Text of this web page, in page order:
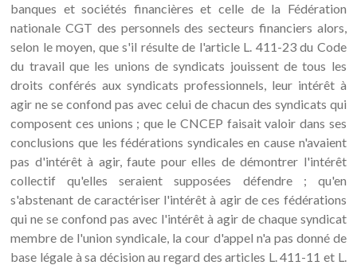
banques et sociétés financières et celle de la Fédération
nationale CGT des personnels des secteurs financiers alors,
selon le moyen, que s'il résulte de l'article L. 411-23 du Code
du travail que les unions de syndicats jouissent de tous les
droits conférés aux syndicats professionnels, leur intérêt à
agir ne se confond pas avec celui de chacun des syndicats qui
composent ces unions ; que le CNCEP faisait valoir dans ses
conclusions que les fédérations syndicales en cause n'avaient
pas d'intérêt à agir, faute pour elles de démontrer l'intérêt
collectif qu'elles seraient supposées défendre ; qu'en
s'abstenant de caractériser l'intérêt à agir de ces fédérations
qui ne se confond pas avec l'intérêt à agir de chaque syndicat
membre de l'union syndicale, la cour d'appel n'a pas donné de
base légale à sa décision au regard des articles L. 411-11 et L.